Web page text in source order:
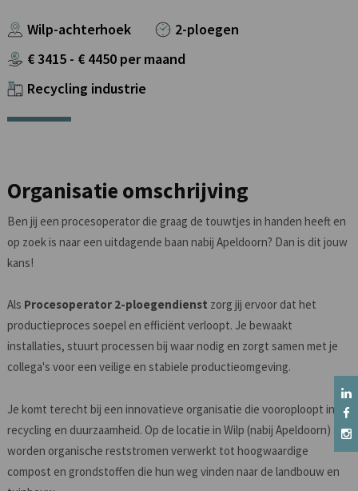
Wilp-achterhoek
2-ploegen
€3415 - € 4450 per maand
Recycling industrie
Organisatie omschrijving
Ben jij een procesoperator die graag de touwtjes in handen heeft en
op zoek is naar een uitdagende baan nabij Apeldoorn? Dan is dit jouw
kans!
Als Procesoperator 2-ploegendienst zorg jij ervoor dat het
productieproces soepel en efficiënt verloopt. Je bewaakt
installaties, stuurt processen bij waar nodig en zorgt samen met je
collega's voor een veilige en stabiele productieomgeving.
Je komt terecht bij een innovatieve organisatie die vooroploopt in
recycling en duurzaamheid. Op de locatie in Wilp (nabij Apeldoorn)
worden organische reststromen verwerkt tot hoogwaardige
compost en grondstoffen die hun weg vinden naar de landbouw en